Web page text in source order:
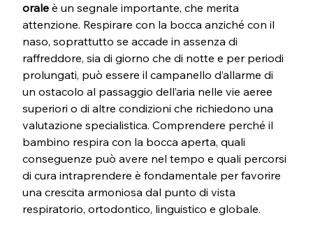
orale è un segnale importante, che merita
attenzione. Respirare con la bocca anziché con il
naso, soprattutto se accade in assenza di
raffreddore, sia di giorno che di notte e per periodi
prolungati, può essere il campanello d’allarme di
un ostacolo al passaggio dell’aria nelle vie aeree
superiori o di altre condizioni che richiedono una
valutazione specialistica. Comprendere perché il
bambino respira con la bocca aperta, quali
conseguenze può avere nel tempo e quali percorsi
di cura intraprendere è fondamentale per favorire
una crescita armoniosa dal punto di vista
respiratorio, ortodontico, linguistico e globale.